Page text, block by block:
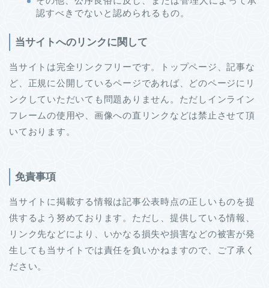
認すべきでないと認められるもの。
当サイトへのリンクに関して
当サイトは完全リンクフリーです。トップページ、記事な
ど、正規に公開しているページであれば、どのページにリ
ンクしていただいても問題ありません。ただしインライン
フレームの使用や、画像への直リンクなどは禁止させて頂
いております。
免責事項
当サイトに掲載する情報は記事公表時点の正しいものを提
供するよう努めております。ただし、提供している情報、
リンク先などにより、いかなる損失や損害などの被害が発
生しても当サイトでは責任を負いかねますので、ご了承く
ださい。